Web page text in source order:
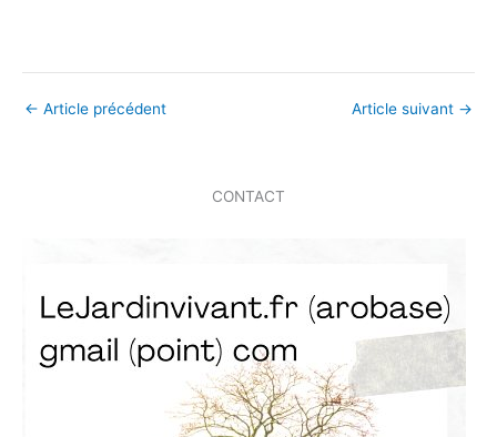
← Article précédent Article suivant →
CONTACT